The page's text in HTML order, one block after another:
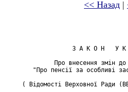
<< Назад |
З А К О Н   У К
Про внесення змін
"Про пенсії за особливі
( Відомості Верховної Ради